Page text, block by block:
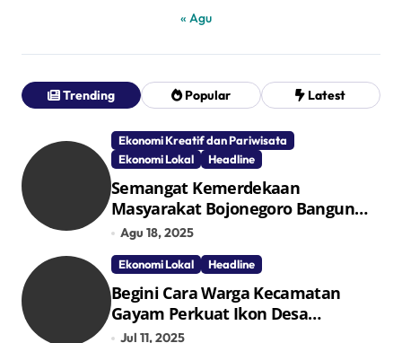
« Agu
Trending Popular Latest
Ekonomi Kreatif dan Pariwisata
Ekonomi Lokal
Headline
Semangat Kemerdekaan
Masyarakat Bojonegoro Bangun
Desa Mandiri Ekonomi
Agu 18, 2025
Ekonomi Lokal Headline
Begini Cara Warga Kecamatan
Gayam Perkuat Ikon Desa
Penggerak Ekonomi Lokal Melalui
Jul 11, 2025